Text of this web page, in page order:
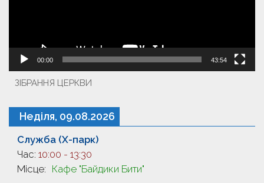
00:00 43:54
ЗІБРАННЯ ЦЕРКВИ
Неділя, 09.08.2026
Служба (X-парк)
Час: 10:00 - 13:30
Місце: Кафе "Байдики Бити"